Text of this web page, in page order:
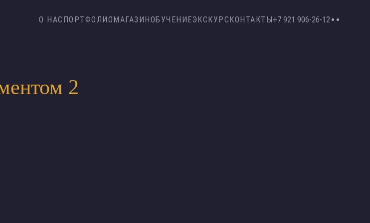
О НАС ПОРТФОЛИОМАГАЗИНОБУЧЕНИЕЭКСКУРСКОНТАКТЫ+7 921 906-26-12
2